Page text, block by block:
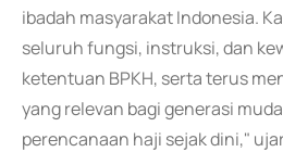
ibadah masyarakat Indonesia.
seluruh fungsi, instruksi, dan
ketentuan BPKH, serta terus
yang relevan bagi generasi
perencanaan haji sejak dini,"